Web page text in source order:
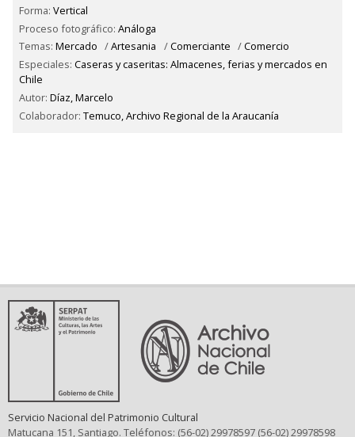
Forma: Vertical
Proceso fotográfico: Análoga
Temas: Mercado /Artesania /Comerciante /Comercio
Especiales: Caseras y caseritas: Almacenes, ferias y mercados en
Chile
Autor: Díaz, Marcelo
Colaborador: Temuco, Archivo Regional de la Araucanía
Servicio Nacional del Patrimonio Cultural
Matucana 151, Santiago. Teléfonos: (56-02) 29978597 (56-02) 29978598